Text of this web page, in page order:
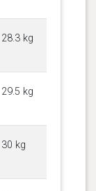
28.3 kg
29.5 kg
30 kg